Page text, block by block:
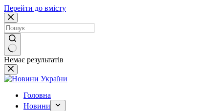
Перейти до вмісту
Немає результатів
Головна
Новини